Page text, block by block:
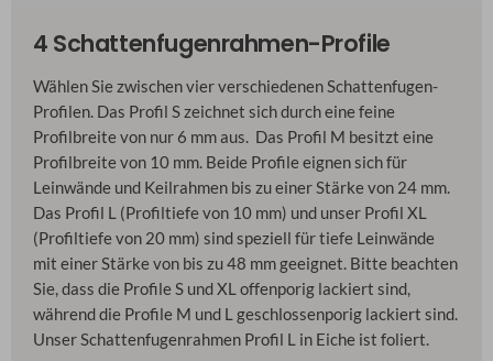
4 Schattenfugenrahmen-Profile
Wählen Sie zwischen vier verschiedenen Schattenfugen-
Profilen. Das Profil S zeichnet sich durch eine feine
Profilbreite von nur 6 mm aus. Das Profil M besitzt eine
Profilbreite von 10 mm. Beide Profile eignen sich für
Leinwände und Keilrahmen bis zu einer Stärke von 24 mm.
Das Profil L (Profiltiefe von 10 mm) und unser Profil XL
(Profiltiefe von 20 mm) sind speziell für tiefe Leinwände
mit einer Stärke von bis zu 48 mm geeignet. Bitte beachten
Sie, dass die Profile S und XL offenporig lackiert sind,
während die Profile M und L geschlossenporig lackiert sind.
Unser Schattenfugenrahmen Profil L in Eiche ist foliert.